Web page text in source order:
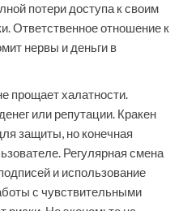
потери доступа к своим
Ответственное отношение к
нервы и деньги в
прощает халатности.
или репутации. Кракен
защиты, но конечная
Регулярная смена
и использование
с чувствительными